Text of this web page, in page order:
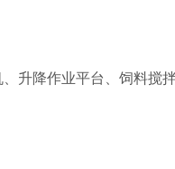
升降作业平台、饲料搅